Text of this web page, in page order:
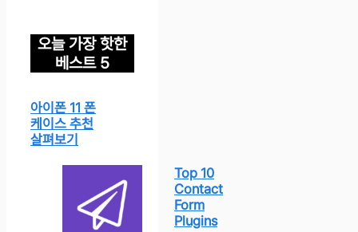
오늘 가장 핫한
베스트 5
아이폰 11 폰
케이스 추천
살펴보기
Top 10
Contact
Form
Plugins